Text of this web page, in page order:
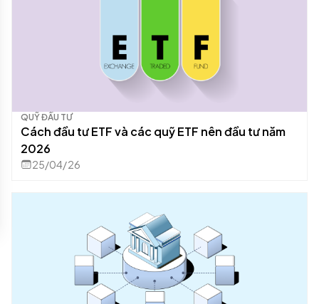
QUỸ ĐẦU TƯ
Cách đầu tư ETF và các quỹ ETF nên đầu tư năm
2026
25/04/26